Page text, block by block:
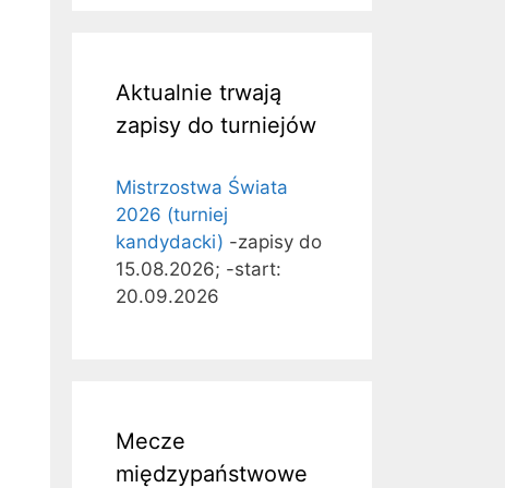
Aktualnie trwają
zapisy do turniejów
Mistrzostwa Świata
2026 (turniej
kandydacki) -zapisy do
15.08.2026; -start:
20.09.2026
Mecze
międzypaństwowe